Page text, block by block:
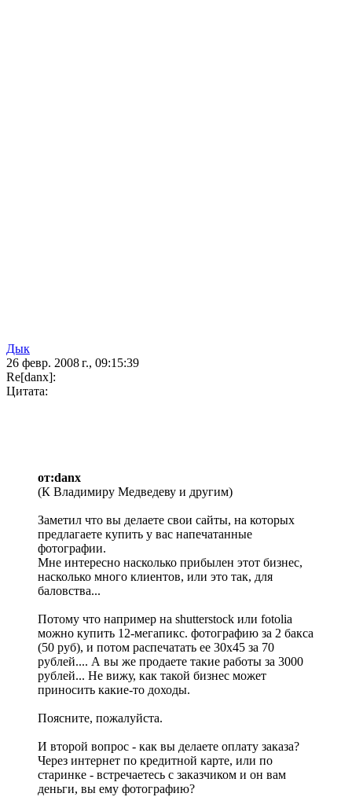
Дык
26 февр. 2008 г., 09:15:39
Re[danx]:
Цитата:
от:danx
(К Владимиру Медведеву и другим)
Заметил что вы делаете свои сайты, на которых
предлагаете купить у вас напечатанные
фотографии.
Мне интересно насколько прибылен этот бизнес,
насколько много клиентов, или это так, для
баловства...
Потому что например на shutterstock или fotolia
можно купить 12-мегапикс. фотографию за 2 бакса
(50 руб), и потом распечатать ее 30х45 за 70
рублей.... А вы же продаете такие работы за 3000
рублей... Не вижу, как такой бизнес может
приносить какие-то доходы.
Поясните, пожалуйста.
И второй вопрос - как вы делаете оплату заказа?
Через интернет по кредитной карте, или по
старинке - встречаетесь с заказчиком и он вам
деньги, вы ему фотографию?